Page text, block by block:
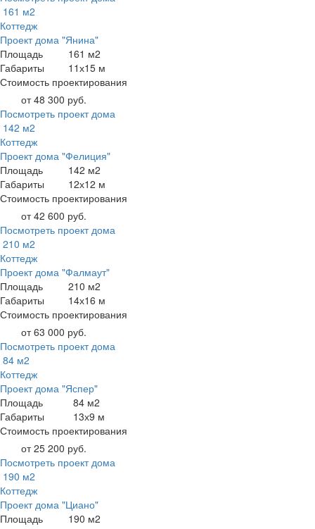
161 м2
Коттедж
Проект дома "Янина"
Площадь
161 м2
Габариты
11х15 м
Стоимость проектирования
от 48 300 руб.
Посмотреть проект дома
142 м2
Коттедж
Проект дома "Фелиция"
Площадь
142 м2
Габариты
12х12 м
Стоимость проектирования
от 42 600 руб.
Посмотреть проект дома
210 м2
Коттедж
Проект дома "Фалмаут"
Площадь
210 м2
Габариты
14х16 м
Стоимость проектирования
от 63 000 руб.
Посмотреть проект дома
84 м2
Коттедж
Проект дома "Яспер"
Площадь
84 м2
Габариты
13х9 м
Стоимость проектирования
от 25 200 руб.
Посмотреть проект дома
190 м2
Коттедж
Проект дома "Циано"
Площадь
190 м2